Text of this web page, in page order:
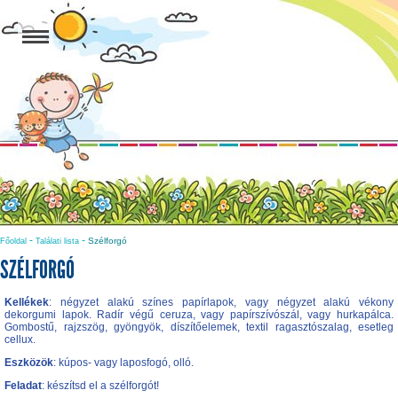
Főoldal - Találati lista - Szélforgó
SZÉLFORGÓ
Kellékek: négyzet alakú színes papírlapok, vagy négyzet alakú vékony
dekorgumi lapok. Radír végű ceruza, vagy papírszívószál, vagy hurkapálca.
Gombostű, rajzszög, gyöngyök, díszítőelemek, textil ragasztószalag, esetleg
cellux.
Eszközök: kúpos- vagy laposfogó, olló.
Feladat: készítsd el a szélforgót!